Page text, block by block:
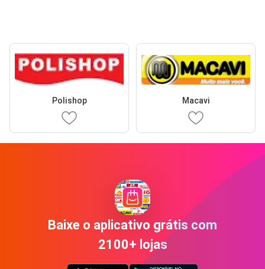
Polishop Macavi
Baixe o aplicativo grátis com
2100+ lojas